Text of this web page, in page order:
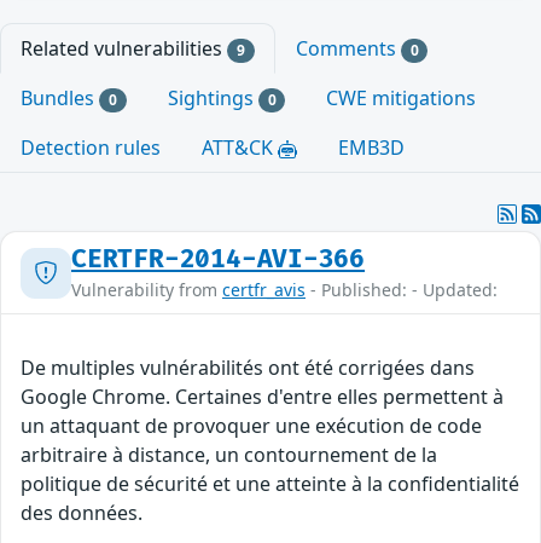
Related vulnerabilities 9 Comments 0
Bundles 0 Sightings 0
CWE mitigations
Detection rules
ATT&CK EMB3D
CERTFR-2014-AVI-366
Vulnerability from certfr_avis - Published: - Updated:
De multiples vulnérabilités ont été corrigées dans
Google Chrome. Certaines d'entre elles permettent à
un attaquant de provoquer une exécution de code
arbitraire à distance, un contournement de la
politique de sécurité et une atteinte à la confidentialité
des données.